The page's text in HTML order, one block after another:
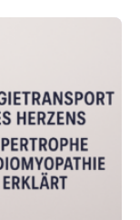
Mini-Tumore
–
können, um
am besten
das künftig
Therapie
zu den